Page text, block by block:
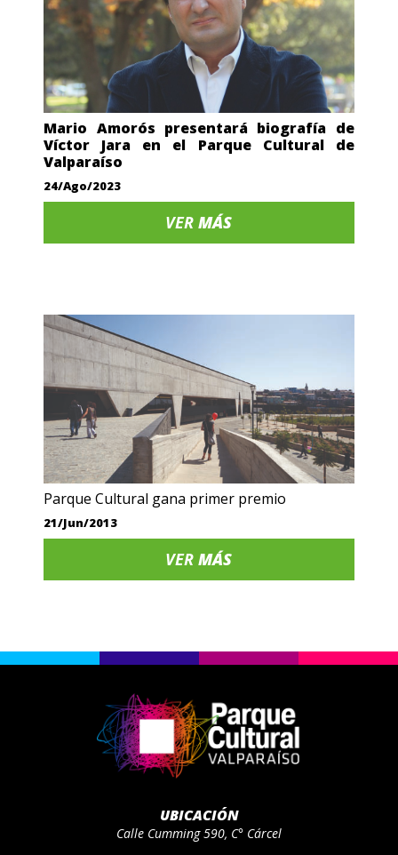
Mario Amorós presentará biografía de
Víctor Jara en el Parque Cultural de
Valparaíso
24/Ago/2023
VERMÁS
Parque Cultural gana primer premio
21/Jun/2013
VERMÁS
UBICACIÓN
Calle Cumming 590, C° Cárcel